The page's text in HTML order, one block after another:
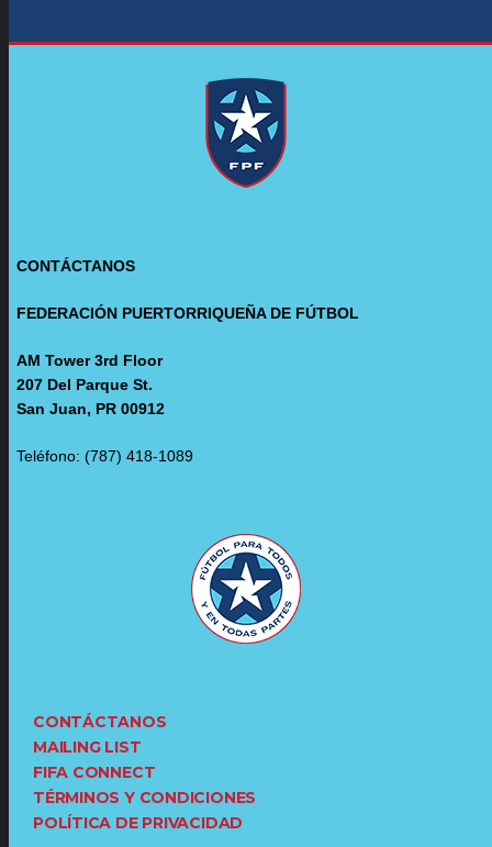
CONTÁCTANOS
FEDERACIÓN PUERTORRIQUEÑA DE FÚTBOL
AM Tower 3rd Floor
207 Del Parque St.
San Juan, PR 00912
Teléfono: (787) 418-1089
CONTÁCTANOS
MAILING LIST
FIFA CONNECT
TÉRMINOS Y CONDICIONES
POLÍTICA DE PRIVACIDAD